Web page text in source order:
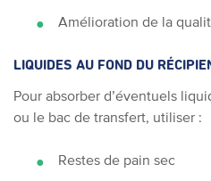
Amélioration de la
LIQUIDES AU FOND DU
Pour absorber d’éventuels
ou le bac de transfert, utiliser :
Restes de pain sec